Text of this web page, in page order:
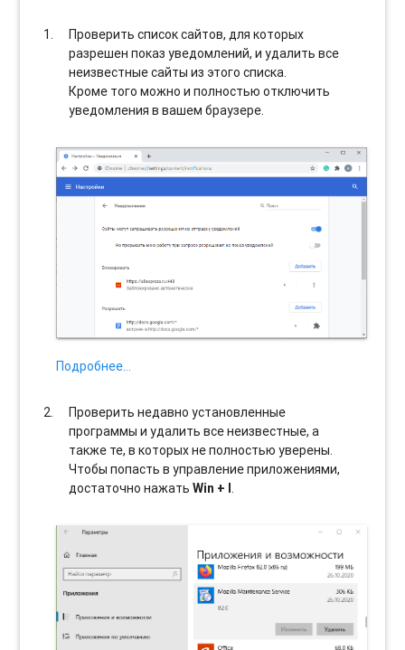
Проверить список сайтов, для которых
разрешен показ уведомлений, и удалить все
неизвестные сайты из этого списка.
Кроме того можно и полностью отключить
уведомления в вашем браузере.
Подробнее…
Проверить недавно установленные
программы и удалить все неизвестные, а
также те, в которых не полностью уверены.
Чтобы попасть в управление приложениями,
достаточно нажатьWin + I.